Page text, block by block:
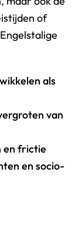
of
als
van
en frictie
en socio-